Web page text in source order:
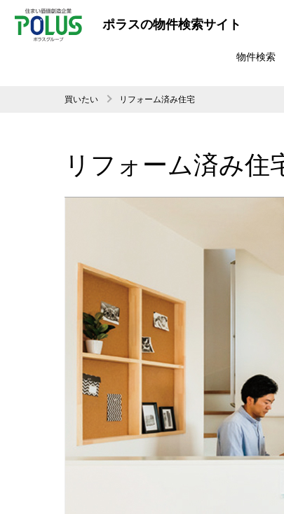
ポラスの物件検索サイト
物件検索
買いたい リフォーム済み住宅
リフォーム済み住